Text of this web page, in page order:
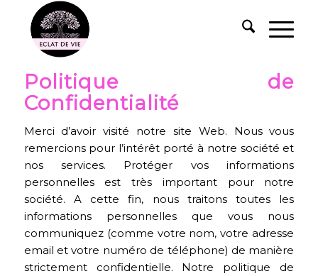
Politique de
Confidentialité
Merci d’avoir visité notre site Web. Nous vous
remercions pour l’intérêt porté à notre société et
nos services. Protéger vos informations
personnelles est très important pour notre
société. A cette fin, nous traitons toutes les
informations personnelles que vous nous
communiquez (comme votre nom, votre adresse
email et votre numéro de téléphone) de manière
strictement confidentielle. Notre politique de